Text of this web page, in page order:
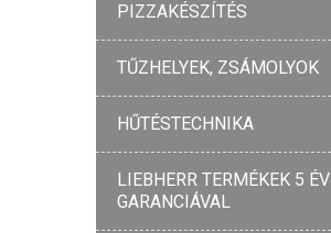
PIZZAKÉSZÍTÉS
TŰZHELYEK, ZSÁMOLYOK
HŰTÉSTECHNIKA
LIEBHERR TERMÉKEK 5 ÉV
GARANCIÁVAL